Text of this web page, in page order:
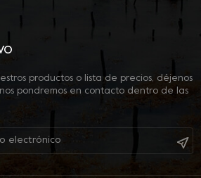
productos o lista de precios, déjenos
pondremos en contacto dentro de las